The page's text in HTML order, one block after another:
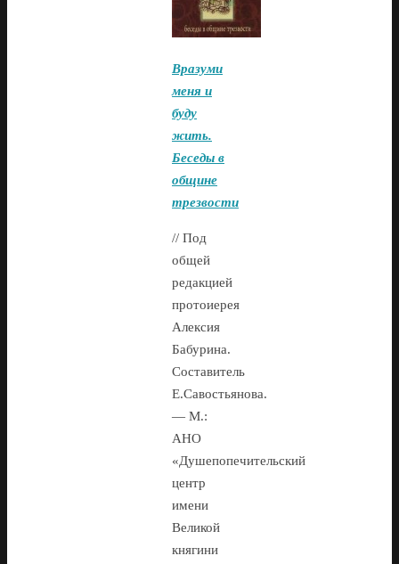
Вразуми
меня и
буду
жить.
Беседы в
общине
трезвости
// Под
общей
редакцией
протоиерея
Алексия
Бабурина.
Составитель
Е.Савостьянова.
— М.:
АНО
«Душепопечительский
центр
имени
Великой
княгини